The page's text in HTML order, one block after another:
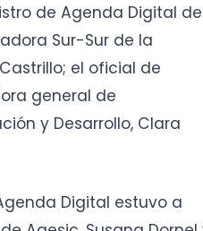
de Agenda Digital
Sur-Sur de la
el oficial de
general de
y Desarrollo, Clara
Digital estuvo a